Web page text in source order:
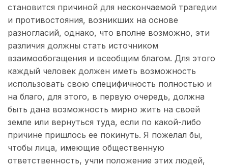
становится причиной для нескончаемой трагедии
и противостояния, возникших на основе
разногласий, однако, что вполне возможно, эти
различия должны стать источником
взаимообогащения и всеобщим благом. Для этого
каждый человек должен иметь возможность
использовать свою специфичность полностью и
на благо, для этого, в первую очередь, должна
быть дана возможность мирно жить на своей
земле или вернуться туда, если по какой-либо
причине пришлось ее покинуть. Я пожелал бы,
чтобы лица, имеющие общественную
ответственность, учли положение этих людей,